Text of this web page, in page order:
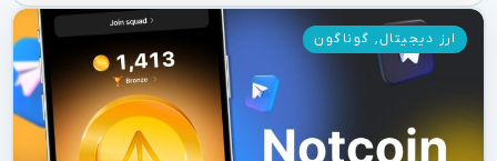
ارز دیجیتال, گوناگون